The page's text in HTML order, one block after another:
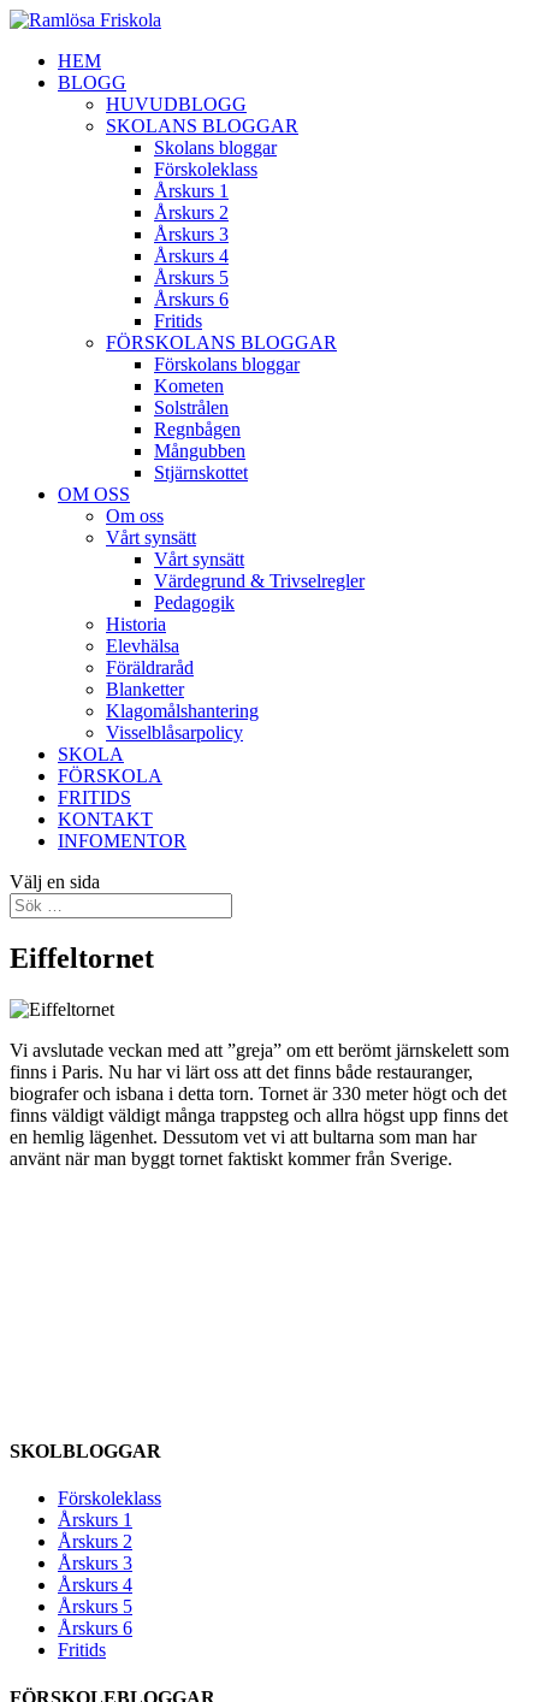
HEM
BLOGG
HUVUDBLOGG
SKOLANS BLOGGAR
Skolans bloggar
Förskoleklass
Årskurs 1
Årskurs 2
Årskurs 3
Årskurs 4
Årskurs 5
Årskurs 6
Fritids
FÖRSKOLANS BLOGGAR
Förskolans bloggar
Kometen
Solstrålen
Regnbågen
Mångubben
Stjärnskottet
OM OSS
Om oss
Vårt synsätt
Vårt synsätt
Värdegrund & Trivselregler
Pedagogik
Historia
Elevhälsa
Föräldraråd
Blanketter
Klagomålshantering
Visselblåsarpolicy
SKOLA
FÖRSKOLA
FRITIDS
KONTAKT
INFOMENTOR
Välj en sida
Eiffeltornet
Vi avslutade veckan med att ”greja” om ett berömt järnskelett som
finns i Paris. Nu har vi lärt oss att det finns både restauranger,
biografer och isbana i detta torn. Tornet är 330 meter högt och det
finns väldigt väldigt många trappsteg och allra högst upp finns det
en hemlig lägenhet. Dessutom vet vi att bultarna som man har
använt när man byggt tornet faktiskt kommer från Sverige.
SKOLBLOGGAR
Förskoleklass
Årskurs 1
Årskurs 2
Årskurs 3
Årskurs 4
Årskurs 5
Årskurs 6
Fritids
FÖRSKOLEBLOGGAR